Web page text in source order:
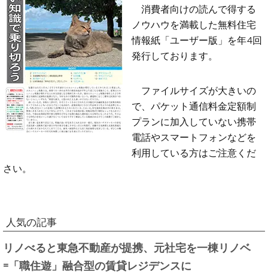
消費者向けの読んで得する
ノウハウを満載した無料住宅
情報紙「ユーザー版」を年4回
発行しております。
ファイルサイズが大きいの
で、パケット通信料金定額制
プランに加入していない携帯
電話やスマートフォンなどを
利用している方はご注意くだ
さい。
人気の記事
リノべると東急不動産が提携、元社宅を一棟リノベ
=「職住遊」融合型の賃貸レジデンスに